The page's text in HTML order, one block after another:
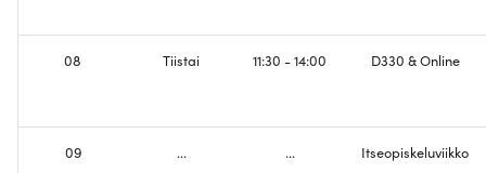
Opintojaksopalaute
08 Tiistai 11:30 - 14:00 D330 & Online
09 ... ... Itseopiskeluviikko